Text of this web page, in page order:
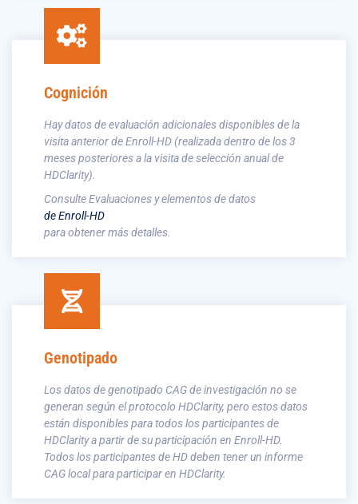
Cognición
Hay datos de evaluación adicionales disponibles de la
visita anterior de Enroll-HD (realizada dentro de los 3
meses posteriores a la visita de selección anual de
HDClarity).
Consulte Evaluaciones y elementos de datos
de Enroll-HD
para obtener más detalles.
Genotipado
Los datos de genotipado CAG de investigación no se
generan según el protocolo HDClarity, pero estos datos
están disponibles para todos los participantes de
HDClarity a partir de su participación en Enroll-HD.
Todos los participantes de HD deben tener un informe
CAG local para participar en HDClarity.